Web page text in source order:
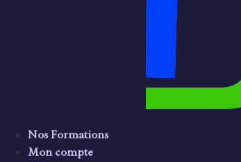
Nos Formations
Mon compte